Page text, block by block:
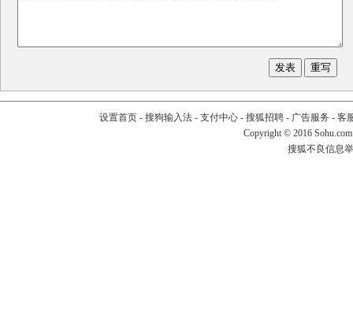
设置首页- 搜狗输入法- 支付中心- 搜狐招聘- 广告服务 - 客
Copyright © 2016
搜狐不良信息